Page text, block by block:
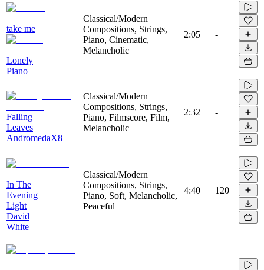
take me
Lonely
Piano
Classical/Modern
Compositions, Strings,
Piano, Cinematic,
Melancholic
2:05 -
Falling
Leaves
AndromedaX8
Classical/Modern
Compositions, Strings,
Piano, Filmscore, Film,
Melancholic
2:32 -
In The
Evening
Light
David
White
Classical/Modern
Compositions, Strings,
Piano, Soft, Melancholic,
Peaceful
4:40 120